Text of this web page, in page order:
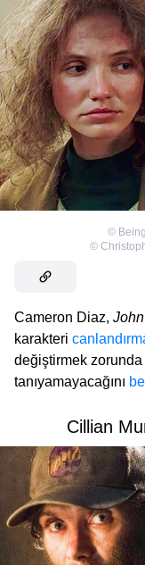
©
©
Cameron Diaz,
karakteri
değiştirmek zorunda
tanıyamayacağını
Cillian